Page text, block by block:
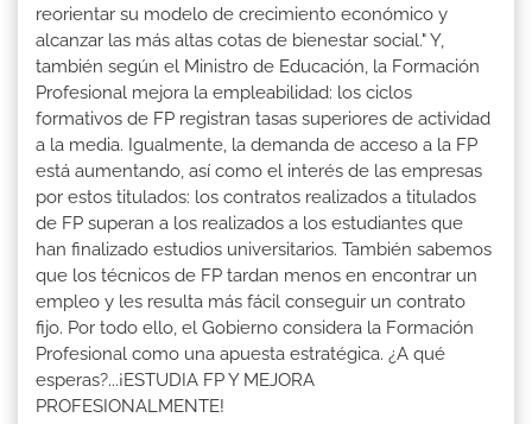
reorientar su modelo de crecimiento económico y
alcanzar las más altas cotas de bienestar social." Y,
también según el Ministro de Educación, la Formación
Profesional mejora la empleabilidad: los ciclos
formativos de FP registran tasas superiores de actividad
a la media. Igualmente, la demanda de acceso a la FP
está aumentando, así como el interés de las empresas
por estos titulados: los contratos realizados a titulados
de FP superan a los realizados a los estudiantes que
han finalizado estudios universitarios. También sabemos
que los técnicos de FP tardan menos en encontrar un
empleo y les resulta más fácil conseguir un contrato
fijo. Por todo ello, el Gobierno considera la Formación
Profesional como una apuesta estratégica. ¿A qué
esperas?...¡ESTUDIA FP Y MEJORA
PROFESIONALMENTE!